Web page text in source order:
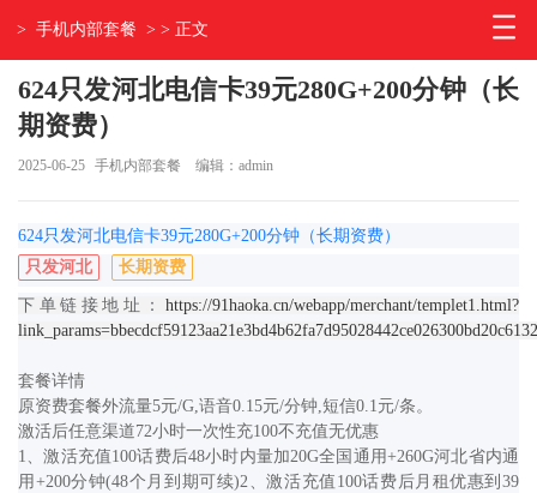
> 手机内部套餐 > > 正文
624只发河北电信卡39元280G+200分钟（长
期资费）
2025-06-25 手机内部套餐 编辑：admin
624只发河北电信卡39元280G+200分钟（长期资费）
只发河北
长期资费
下单链接地址： https://91haoka.cn/webapp/merchant/templet1.html?
套餐详情
原资费套餐外流量5元/G,语音0.15元/分钟,短信0.1元/条。
激活后任意渠道72小时一次性充100不充值无优惠
1、激活充值100话费后48小时内量加20G全国通用+260G河北省内通
用+200分钟(48个月到期可续)2、激活充值100话费后月租优惠到39